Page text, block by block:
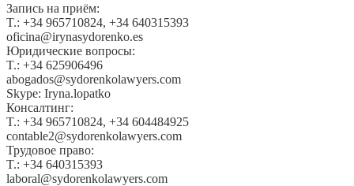
Запись на приём:
T.: +34 965710824, +34 640315393
oficina@irynasydorenko.es
Юридические вопросы:
T.: +34 625906496
abogados@sydorenkolawyers.com
Skype: Iryna.lopatko
Консалтинг:
T.: +34 965710824, +34 604484925
contable2@sydorenkolawyers.com
Трудовое право:
T.: +34 640315393
laboral@sydorenkolawyers.com